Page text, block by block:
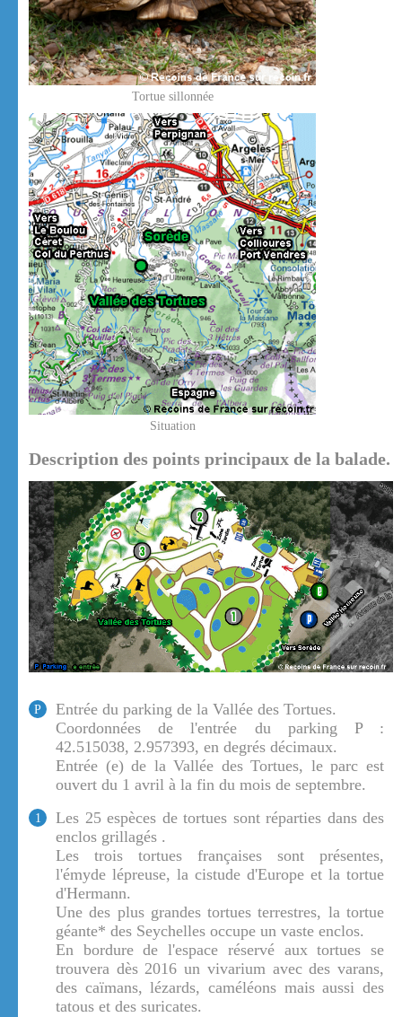
Tortue sillonnée
Situation
Description des points principaux de la balade.
P
Entrée du parking de la Vallée des Tortues.
Coordonnées de l'entrée du parking P :
42.515038, 2.957393, en degrés décimaux.
Entrée (e) de la Vallée des Tortues, le parc est
ouvert du 1 avril à la fin du mois de septembre.
1
Les 25 espèces de tortues sont réparties dans des
enclos grillagés .
Les trois tortues françaises sont présentes,
l'émyde lépreuse, la cistude d'Europe et la tortue
d'Hermann.
Une des plus grandes tortues terrestres, la tortue
géante* des Seychelles occupe un vaste enclos.
En bordure de l'espace réservé aux tortues se
trouvera dès 2016 un vivarium avec des varans,
des caïmans, lézards, caméléons mais aussi des
tatous et des suricates.